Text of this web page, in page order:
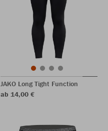
JAKO Long Tight Function
ab 14,00 €